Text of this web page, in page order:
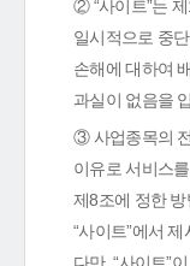
② “사이트”는
일시적으로 중
손해에 대하여
과실이 없음을
③ 사업종목의
이유로 서비스
제8조에 정한
“사이트”에서